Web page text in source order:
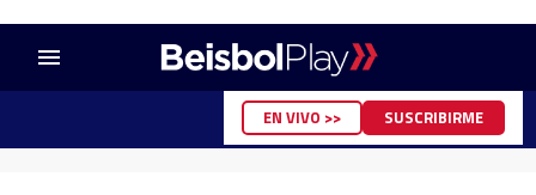
menu
EN VIVO >> SUSCRIBIRME